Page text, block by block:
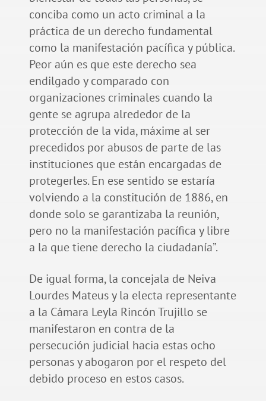
conciba como un acto criminal a la
práctica de un derecho fundamental
como la manifestación pacífica y pública.
Peor aún es que este derecho sea
endilgado y comparado con
organizaciones criminales cuando la
gente se agrupa alrededor de la
protección de la vida, máxime al ser
precedidos por abusos de parte de las
instituciones que están encargadas de
protegerles. En ese sentido se estaría
volviendo a la constitución de 1886, en
donde solo se garantizaba la reunión,
pero no la manifestación pacífica y libre
a la que tiene derecho la ciudadanía”.
De igual forma, la concejala de Neiva
Lourdes Mateus y la electa representante
a la Cámara Leyla Rincón Trujillo se
manifestaron en contra de la
persecución judicial hacia estas ocho
personas y abogaron por el respeto del
debido proceso en estos casos.